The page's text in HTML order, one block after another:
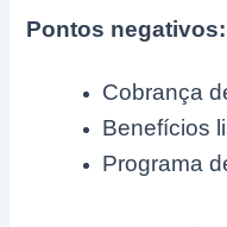
Pontos negativos:
Cobrança
Benefícios
Programa